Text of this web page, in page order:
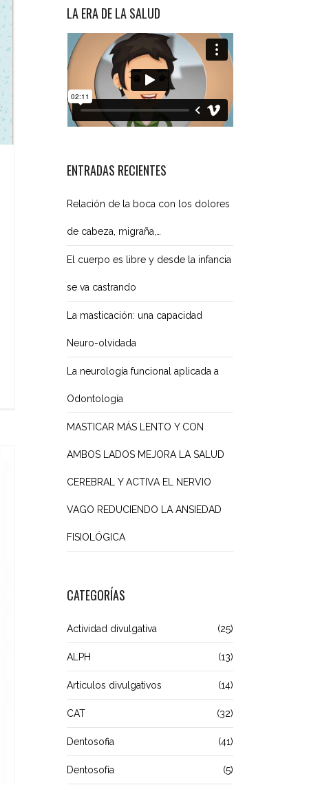
LA ERA DE LA SALUD
ENTRADAS RECIENTES
Relación de la boca con los dolores
de cabeza, migraña,…
El cuerpo es libre y desde la infancia
se va castrando
La masticación: una capacidad
Neuro-olvidada
La neurología funcional aplicada a
Odontología
MASTICAR MÁS LENTO Y CON
AMBOS LADOS MEJORA LA SALUD
CEREBRAL Y ACTIVA EL NERVIO
VAGO REDUCIENDO LA ANSIEDAD
FISIOLÓGICA
CATEGORÍAS
Actividad divulgativa (25)
ALPH (13)
Artículos divulgativos (14)
CAT (32)
Dentosofia (41)
Dentosofía (5)